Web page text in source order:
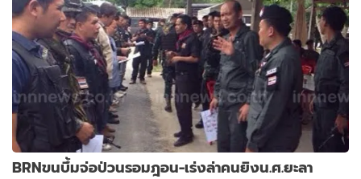
BRNขนบึ้มจ่อป่วนรอมฎอน-เร่งล่าคนยิงน.ศ.ยะลา